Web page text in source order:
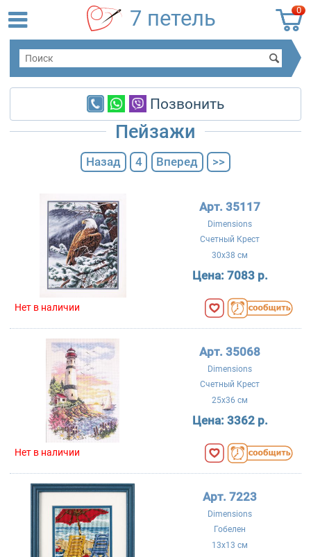
0
7 петель
Позвонить
Пейзажи
Назад 4 Вперед >>
Арт. 35117
Dimensions
Счетный Крест
30x38 см
Цена: 7083 р.
Нет в наличии
Арт. 35068
Dimensions
Счетный Крест
25x36 см
Цена: 3362 р.
Нет в наличии
Арт. 7223
Dimensions
Гобелен
13x13 см